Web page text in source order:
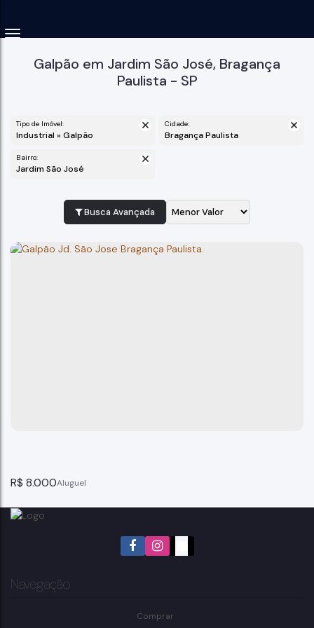
Galpão em Jardim São José, Bragança
Paulista - SP
Tipo de Imóvel:
Industrial » Galpão
Cidade:
Bragança Paulista
Bairro:
Jardim São José
Busca Avançada
R$ 8.000
Navegação
Comprar